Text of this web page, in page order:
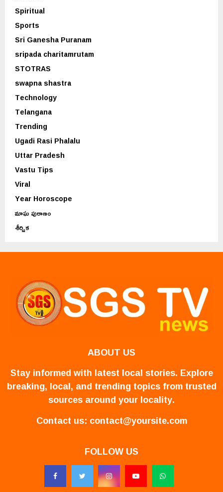
Spiritual
Sports
Sri Ganesha Puranam
sripada charitamrutam
STOTRAS
swapna shastra
Technology
Telangana
Trending
Ugadi Rasi Phalalu
Uttar Pradesh
Vastu Tips
Viral
Year Horoscope
మాఘ పురాణం
శీర్షిక
ABOUT US
Stay informed with latest local stories. Explore
breaking, local, and trending topics from trusted
sources around your locality.
Contact us: contact@yoursite.com
FOLLOW US